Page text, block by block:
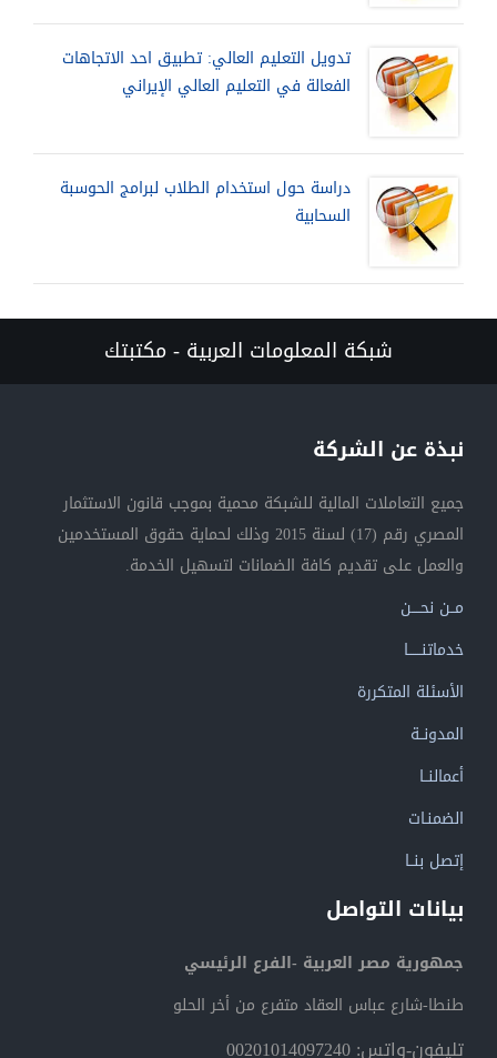
تدويل التعليم العالي: تطبيق احد الاتجاهات
الفعالة في التعليم العالي الإيراني
دراسة حول استخدام الطلاب لبرامج الحوسبة
السحابية
شبكة المعلومات العربية - مكتبتك
نبذة عن الشركة
جميع التعاملات المالية للشبكة محمية بموجب قانون الاستثمار
المصري رقم (17) لسنة 2015 وذلك لحماية حقوق المستخدمين
والعمل على تقديم كافة الضمانات لتسهيل الخدمة.
مــن نحــــن
خدماتنــــــا
الأسئلة المتكررة
المدونــة
أعمالنــا
الضمنـات
إتصل بنــا
بيانات التواصل
جمهورية مصر العربية -الفرع الرئيسي
طنطا-شارع عباس العقاد متفرع من أخر الحلو
تليفون-واتس: 00201014097240